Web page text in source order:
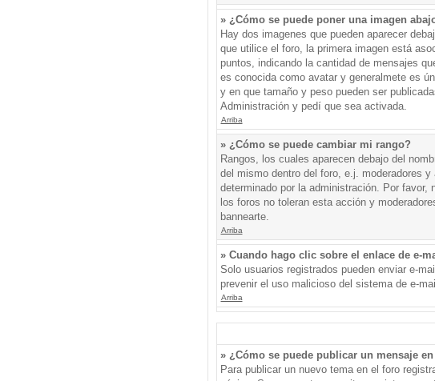
» ¿Cómo se puede poner una imagen
Hay dos imagenes que pueden aparecer
que utilice el foro, la primera imagen está
puntos, indicando la cantidad de mensajes
es conocida como avatar y generalmete es
y en que tamaño y peso pueden ser
Administración y pedí que sea activada.
Arriba
» ¿Cómo se puede cambiar mi rango?
Rangos, los cuales aparecen debajo del
del mismo dentro del foro, e.j. moderadores
determinado por la administración. Por
los foros no toleran esta acción y
bannearte.
Arriba
» Cuando hago clic sobre el enlace de e-
Solo usuarios registrados pueden enviar e-
prevenir el uso malicioso del sistema de e-
Arriba
» ¿Cómo se puede publicar un mensaje
Para publicar un nuevo tema en el foro